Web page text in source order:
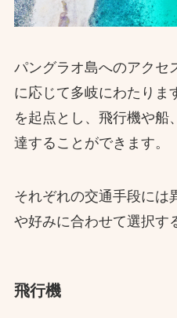
パングラオ島へのアクセ
に応じて多岐にわたりま
を起点とし、飛行機や船
達することができます。
それぞれの交通手段には
や好みに合わせて選択す
飛行機